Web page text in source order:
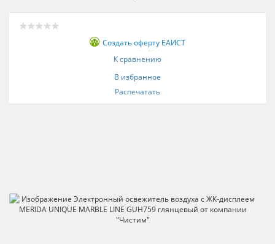
Создать оферту ЕАИСТ
К сравнению
В избранное
Распечатать